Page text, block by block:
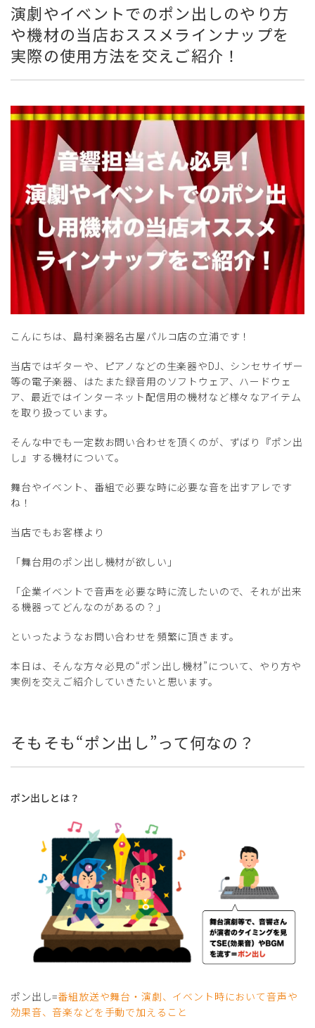
演劇やイベントでのポン出しのやり方
や機材の当店おススメラインナップを
実際の使用方法を交えご紹介！
こんにちは、島村楽器名古屋パルコ店の立浦です！
当店ではギターや、ピアノなどの生楽器やDJ、シンセサイザー
等の電子楽器、はたまた録音用のソフトウェア、ハードウェ
ア、最近ではインターネット配信用の機材など様々なアイテム
を取り扱っています。
そんな中でも一定数お問い合わせを頂くのが、ずばり『ポン出
し』する機材について。
舞台やイベント、番組で必要な時に必要な音を出すアレです
ね！
当店でもお客様より
「舞台用のポン出し機材が欲しい」
「企業イベントで音声を必要な時に流したいので、それが出来
る機器ってどんなのがあるの？」
といったようなお問い合わせを頻繁に頂きます。
本日は、そんな方々必見の“ポン出し機材”について、やり方や
実例を交えご紹介していきたいと思います。
そもそも“ポン出し”って何なの？
ポン出しとは？
ポン出し=番組放送や舞台・演劇、イベント時において音声や
効果音、音楽などを手動で加えること